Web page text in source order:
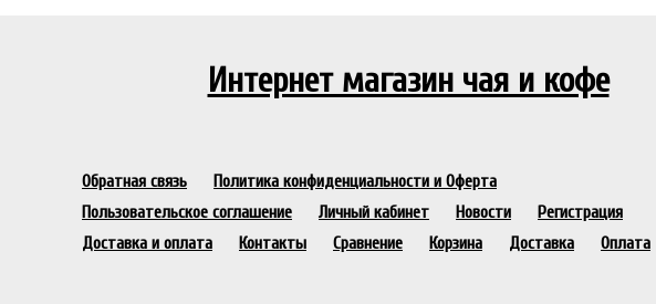
Интернет магазин чая и кофе
Обратная связь
Политика конфиденциальности и Оферта
Пользовательское соглашение
Личный кабинет Новости
Регистрация
Доставка и оплата
Контакты Сравнение Корзина Доставка Оплата